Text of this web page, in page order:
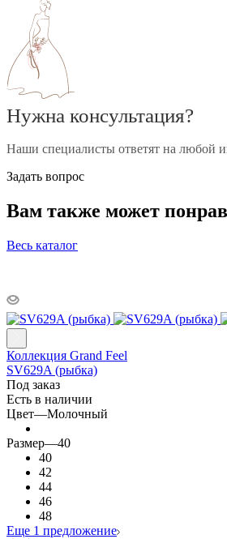
Нужна консультация?
Наши специалисты ответят на любой
Задать вопрос
Вам также может
Весь каталог
Коллекция Grand Feel
SV629A (рыбка)
Под заказ
Есть в наличии
Цвет—Молочный
Размер—40
40
42
44
46
48
Еще 1 предложение